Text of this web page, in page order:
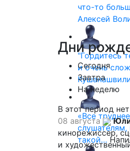
что-то
Алексей
"Гордитесь
и очень
«Все
такой…
Дни
Сегодня
Завтра
На неделю
В этот период
08 августа
кинорежиссер,
и